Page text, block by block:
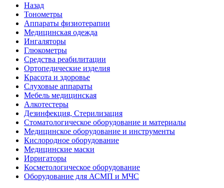
Назад
Тонометры
Аппараты физиотерапии
Медицинская одежда
Ингаляторы
Глюкометры
Средства реабилитации
Ортопедические изделия
Красота и здоровье
Слуховые аппараты
Мебель медицинская
Алкотестеры
Дезинфекция, Стерилизация
Стоматологическое оборудование и материалы
Медицинское оборудование и инструменты
Кислородное оборудование
Медицинские маски
Ирригаторы
Косметологическое оборудование
Оборудование для АСМП и МЧС